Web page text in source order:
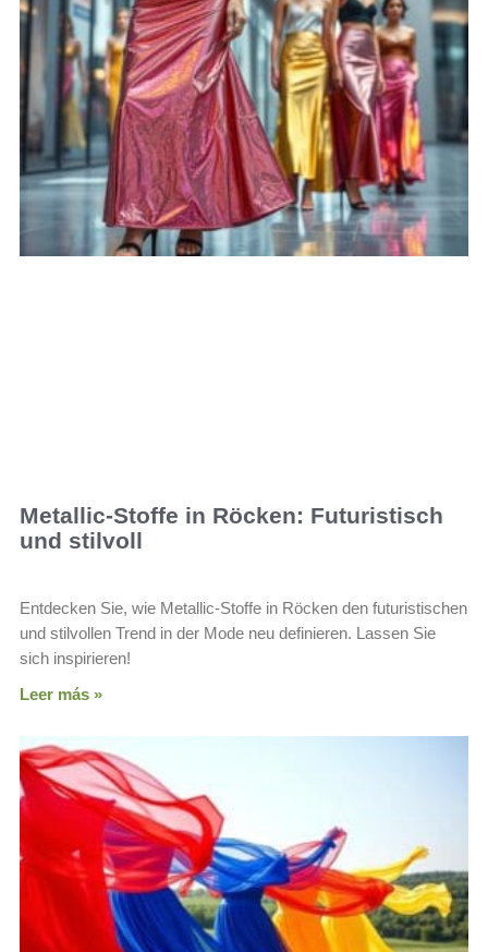
Metallic-Stoffe in Röcken: Futuristisch
und stilvoll
Entdecken Sie, wie Metallic-Stoffe in Röcken den futuristischen
und stilvollen Trend in der Mode neu definieren. Lassen Sie
sich inspirieren!
Leer más »